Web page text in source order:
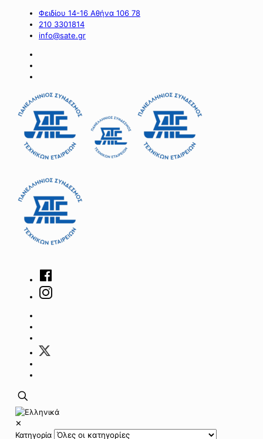
Φειδίου 14-16 Αθήνα 106 78
210 3301814
info@sate.gr
✕
Κατηγορία